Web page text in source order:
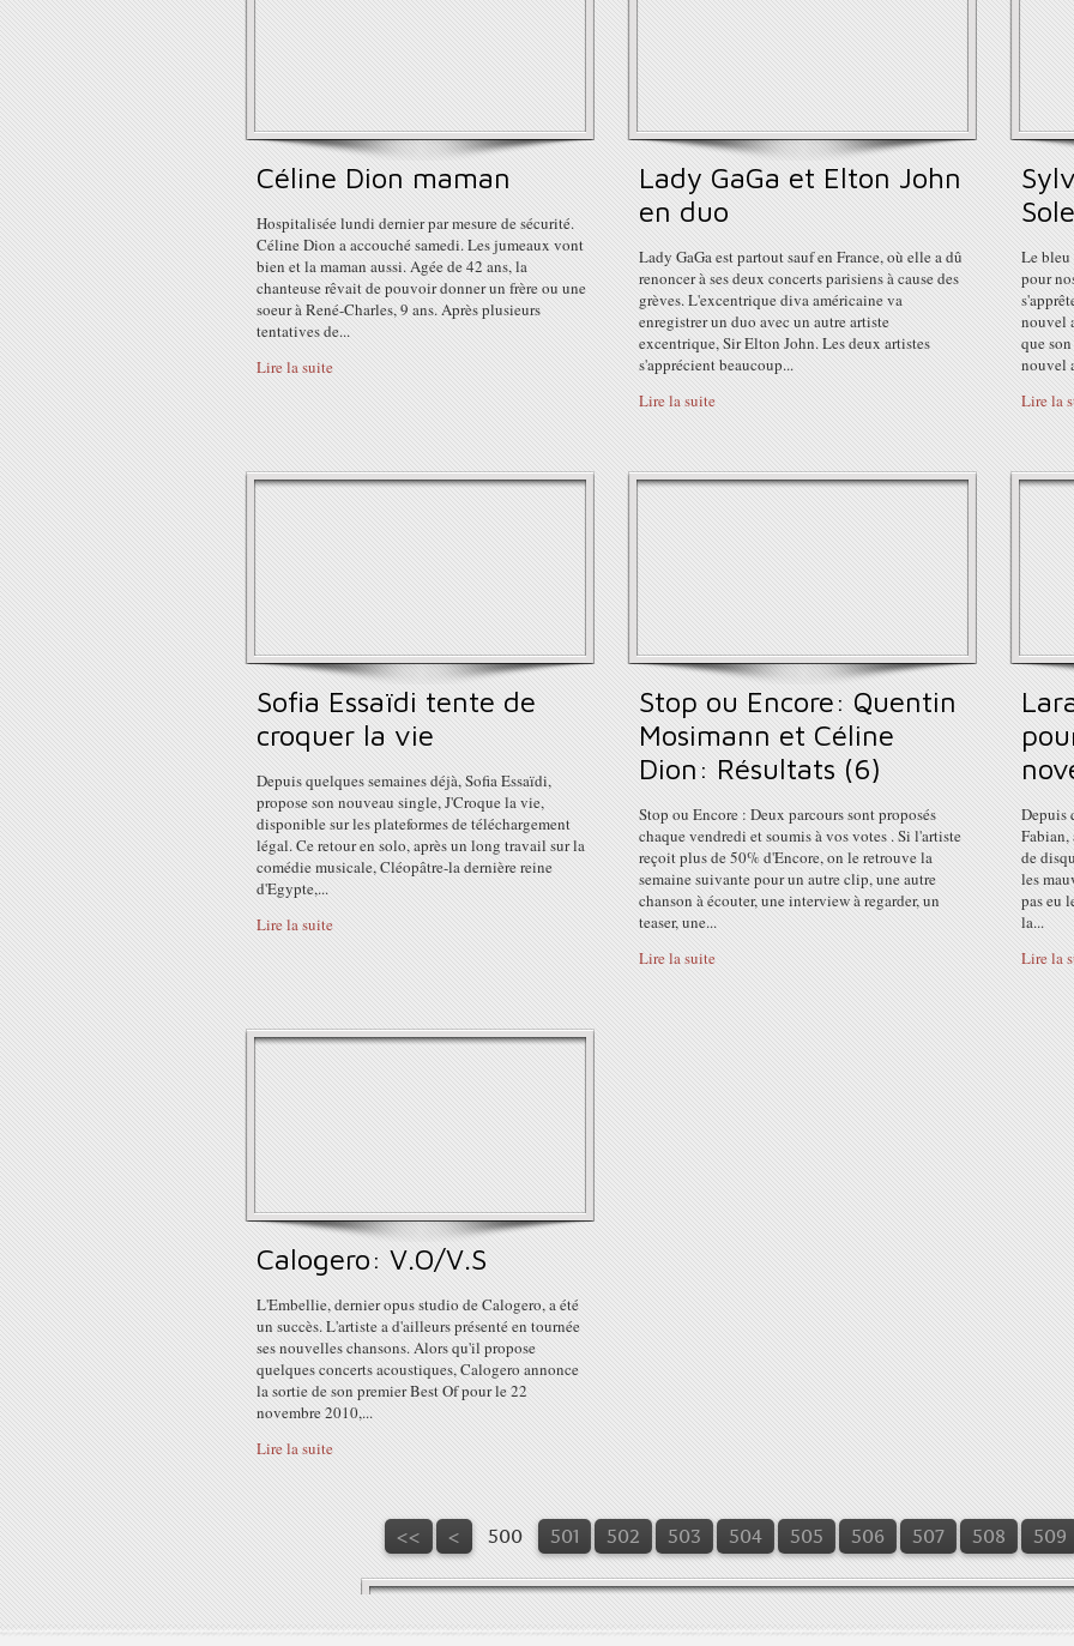
Céline Dion maman
Hospitalisée lundi dernier par mesure de sécurité.
Céline Dion a accouché samedi. Les jumeaux vont
bien et la maman aussi. Agée de 42 ans, la
chanteuse rêvait de pouvoir donner un frère ou une
soeur à René-Charles, 9 ans. Après plusieurs
tentatives de...
Lire la suite
Lady GaGa et Elton John
en duo
Lady GaGa est partout sauf en France, où elle a dû
renoncer à ses deux concerts parisiens à cause des
grèves. L'excentrique diva américaine va
enregistrer un duo avec un autre artiste
excentrique, Sir Elton John. Les deux artistes
s'apprécient beaucoup...
Lire la suite
Le bleu
pour
nouvel
que
nouvel
Lire la
Sofia Essaïdi tente de
croquer la vie
Depuis quelques semaines déjà, Sofia Essaïdi,
propose son nouveau single, J'Croque la vie,
disponible sur les plateformes de téléchargement
légal. Ce retour en solo, après un long travail sur la
comédie musicale, Cléopâtre-la dernière reine
d'Egypte,...
Lire la suite
Stop ou Encore: Quentin
Mosimann et Céline
Dion: Résultats (6)
Stop ou Encore : Deux parcours sont proposés
chaque vendredi et soumis à vos votes . Si l'artiste
reçoit plus de 50% d'Encore, on le retrouve la
semaine suivante pour un autre clip, une autre
chanson à écouter, une interview à regarder, un
teaser, une...
Lire la suite
Depuis
Fabian,
de
les
pas eu
la...
Lire la
Calogero: V.O/V.S
L'Embellie, dernier opus studio de Calogero, a été
un succès. L'artiste a d'ailleurs présenté en tournée
ses nouvelles chansons. Alors qu'il propose
quelques concerts acoustiques, Calogero annonce
la sortie de son premier Best Of pour le 22
novembre 2010,...
Lire la suite
<< < 500 501 502 503 504 505 506 507 508 509